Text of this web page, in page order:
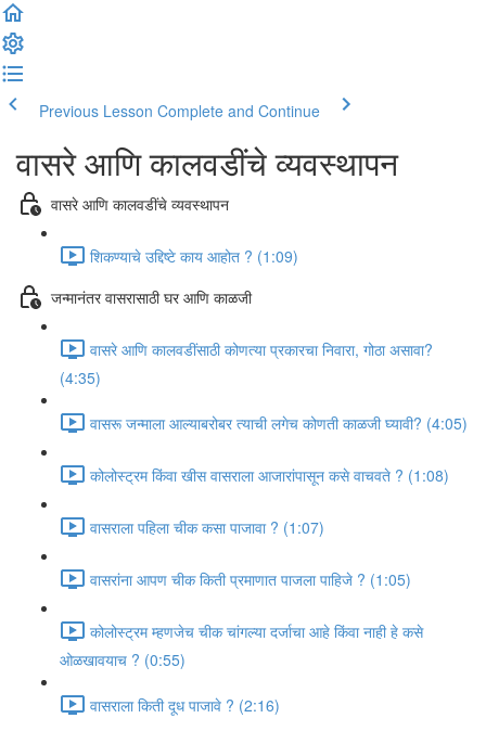
Previous Lesson Complete and Continue
वासरे आणि कालवडींचे व्यवस्थापन
वासरे आणि कालवडींचे व्यवस्थापन
शिकण्याचे उद्दिष्टे काय आहोत ? (1:09)
जन्मानंतर वासरासाठी घर आणि काळजी
वासरे आणि कालवडींसाठी कोणत्या प्रकारचा निवारा, गोठा असावा?
(4:35)
वासरू जन्माला आल्याबरोबर त्याची लगेच कोणती काळजी घ्यावी? (4:05)
कोलोस्ट्रम किंवा खीस वासराला आजारांपासून कसे वाचवते ? (1:08)
वासराला पहिला चीक कसा पाजावा ? (1:07)
वासरांना आपण चीक किती प्रमाणात पाजला पाहिजे ? (1:05)
कोलोस्ट्रम म्हणजेच चीक चांगल्या दर्जाचा आहे किंवा नाही हे कसे
ओळखावयाच ? (0:55)
वासराला किती दूध पाजावे ? (2:16)